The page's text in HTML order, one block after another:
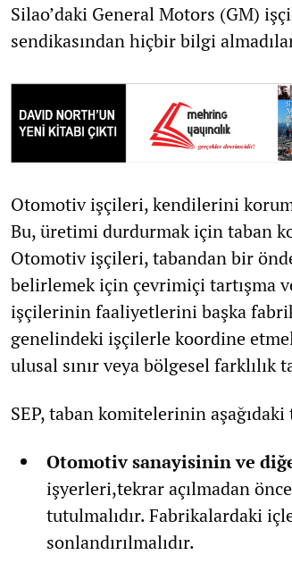
Silao’daki General Motors (GM)
sendikasından hiçbir bilgi
Otomotiv işçileri, kendilerini
Bu, üretimi durdurmak için taban
Otomotiv işçileri, tabandan bir
belirlemek için çevrimiçi tartışma
işçilerinin faaliyetlerini başka
genelindeki işçilerle koordine
ulusal sınır veya bölgesel farklılık
SEP, taban komitelerinin
Otomotiv sanayisinin ve
işyerleri,tekrar açılmadan
tutulmalıdır. Fabrikalardaki
sonlandırılmalıdır.